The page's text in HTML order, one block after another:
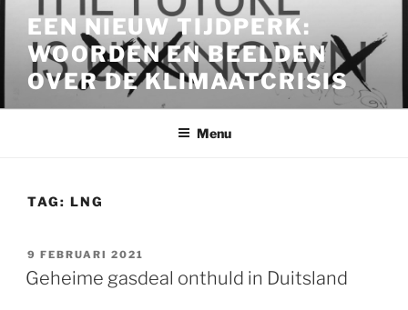
inhoud
EEN NIEUW TIJDPERK:
WOORDEN EN BEELDEN
OVER DE KLIMAATCRISIS
Menu
TAG: LNG
GEPLAATST
OP
9 FEBRUARI 2021
Geheime gasdeal onthuld in Duitsland